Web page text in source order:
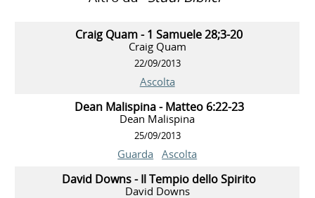
Craig Quam - 1 Samuele 28;3-20
Craig Quam
22/09/2013
Ascolta
Dean Malispina - Matteo 6:22-23
Dean Malispina
25/09/2013
Guarda Ascolta
David Downs - Il Tempio dello Spirito
David Downs